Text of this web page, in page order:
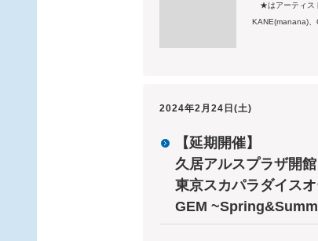
★はアーティス
KANE(manana)、
2024年2月24日(土)
【延期開催】
久居アルスプラザ開
東京スカパラダイス
GEM